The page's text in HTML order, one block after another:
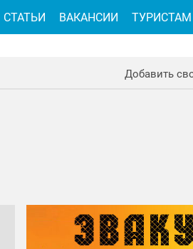
Добавить
СТАТЬИ ВАКАНСИИ ТУРИСТАМ